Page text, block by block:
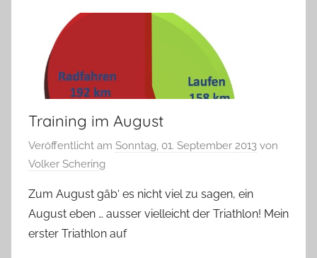
Training im August
Veröffentlicht am Sonntag, 01. September 2013 von
Volker Schering
Zum August gäb‘ es nicht viel zu sagen, ein
August eben … ausser vielleicht der Triathlon! Mein
erster Triathlon auf